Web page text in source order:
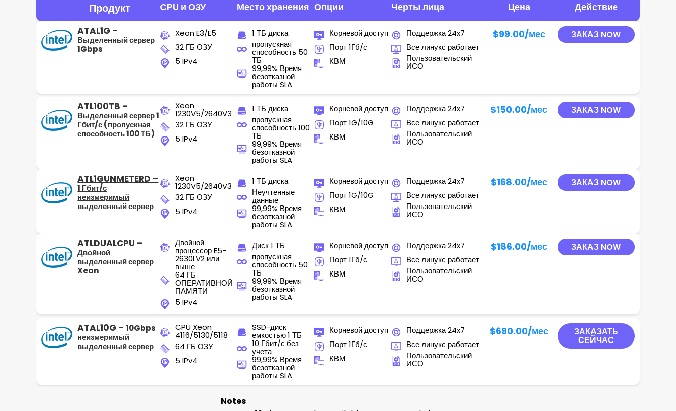
Продукт CPU и ОЗУ Место хранения Опции Черты лица Цена Действие
ATAL1G –
Выделенный сервер
1Gbps
Xeon E3/E5
32 ГБ ОЗУ
5 IPv4
1 ТБ диска
пропускная
способность 50
ТБ
99,99% Время
безотказной
работы SLA
Корневой доступ
Порт 1Гб/с
КВМ
Поддержка 24x7
Все линукс работает
Пользовательский
ИСО
$99.00/мес ЗАКАЗ NOW
ATL100TB –
Выделенный сервер 1
Гбит/с (пропускная
способность 100 ТБ)
Xeon
1230V5/2640V3
32 ГБ ОЗУ
5 IPv4
1 ТБ диска
пропускная
способность 100
ТБ
99,99% Время
безотказной
работы SLA
Корневой доступ
Порт 1G/10G
КВМ
Поддержка 24x7
Все линукс работает
Пользовательский
ИСО
$150.00/мес ЗАКАЗ NOW
ATL1GUNMETERD –
1 Гбит/с
неизмеримый
выделенный сервер
Xeon
1230V5/2640V3
32 ГБ ОЗУ
5 IPv4
1 ТБ диска
Неучтенные
данные
99,99% Время
безотказной
работы SLA
Корневой доступ
Порт 1G/10G
КВМ
Поддержка 24x7
Все линукс работает
Пользовательский
ИСО
$168.00/мес ЗАКАЗ NOW
ATLDUALCPU –
Двойной
выделенный сервер
Xeon
Двойной
процессор E5-
2630LV2 или
выше
64 ГБ
ОПЕРАТИВНОЙ
ПАМЯТИ
5 IPv4
Диск 1 ТБ
пропускная
способность 50
ТБ
99,99% Время
безотказной
работы SLA
Корневой доступ
Порт 1Гб/с
КВМ
Поддержка 24x7
Все линукс работает
Пользовательский
ИСО
$186.00/мес ЗАКАЗ NOW
ATAL10G –10Gbps
неизмеримый
выделенный сервер
CPU Xeon
4116/5130/5118
64 ГБ ОЗУ
5 IPv4
SSD-диск
емкостью 1 ТБ
10 Гбит/с без
учета
99,99% Время
безотказной
работы SLA
Корневой доступ
Порт 1Гб/с
КВМ
Поддержка 24x7
Все линукс работает
Пользовательский
ИСО
$690.00/мес ЗАКАЗАТЬ
СЕЙЧАС
Notes